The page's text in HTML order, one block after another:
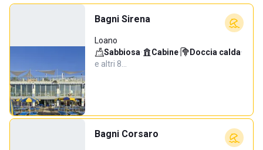
Bagni Sirena
Loano
Sabbiosa· Cabine· Doccia calda·
e altri 8…
Bagni Corsaro